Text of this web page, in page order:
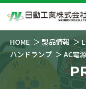
HOME 製品情報
ハンドランプ
AC電